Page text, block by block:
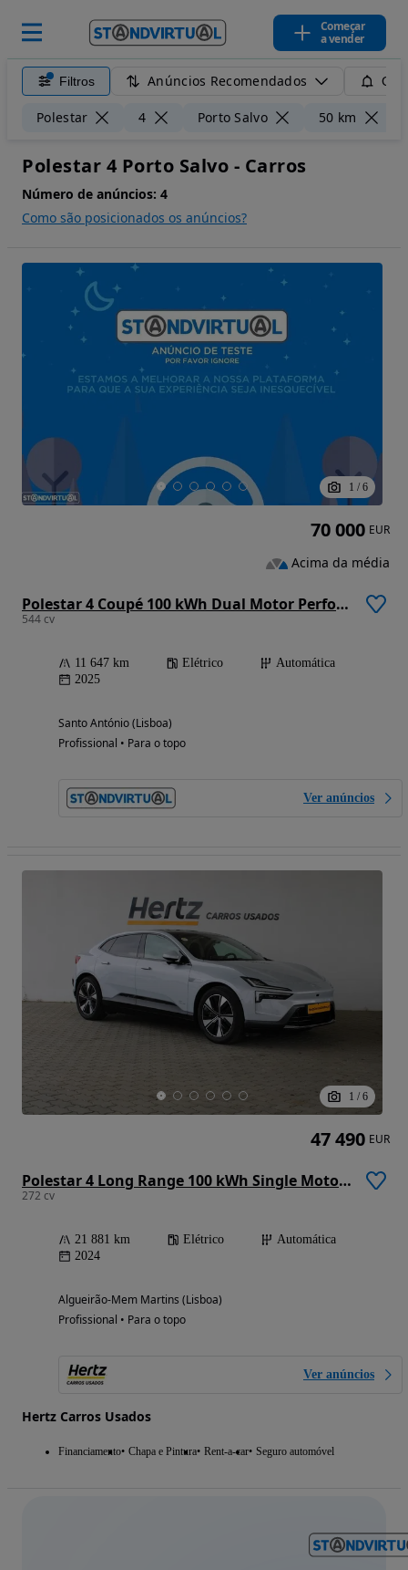
Começar
a vender
Filtros Anúncios Recomendados
Polestar 4 Porto Salvo 50 km
Polestar 4 Porto Salvo - Carros
Número de anúncios: 4
Como são posicionados os anúncios?
1 / 6
Polestar 4 Coupé 100 kWh Dual Motor Performance Prime
544 cv
11 647 km Elétrico
Automática
2025
Santo António (Lisboa)
Profissional • Para o topo
Ver anúncios
70 000 EUR
Acima da média
1 / 6
Polestar 4 Long Range 100 kWh Single Motor Prime
272 cv
21 881 km Elétrico
Automática
2024
Algueirão-Mem Martins (Lisboa)
Profissional • Para o topo
Ver anúncios
Hertz Carros Usados
Financiamento Chapa e Pintura Rent-a-car Seguro automóvel
47 490 EUR